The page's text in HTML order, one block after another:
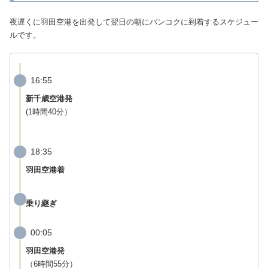
夜遅くに羽田空港を出発して翌日の朝にバンコクに到着するスケジュー
ルです。
16:55
新千歳空港発
(1時間40分）
18:35
羽田空港着
乗り継ぎ
00:05
羽田空港発
（6時間55分）